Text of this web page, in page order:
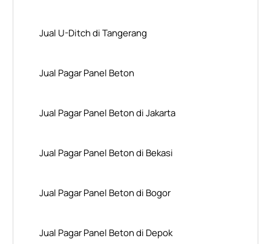
Jual U-Ditch di Tangerang
Jual Pagar Panel Beton
Jual Pagar Panel Beton di Jakarta
Jual Pagar Panel Beton di Bekasi
Jual Pagar Panel Beton di Bogor
Jual Pagar Panel Beton di Depok